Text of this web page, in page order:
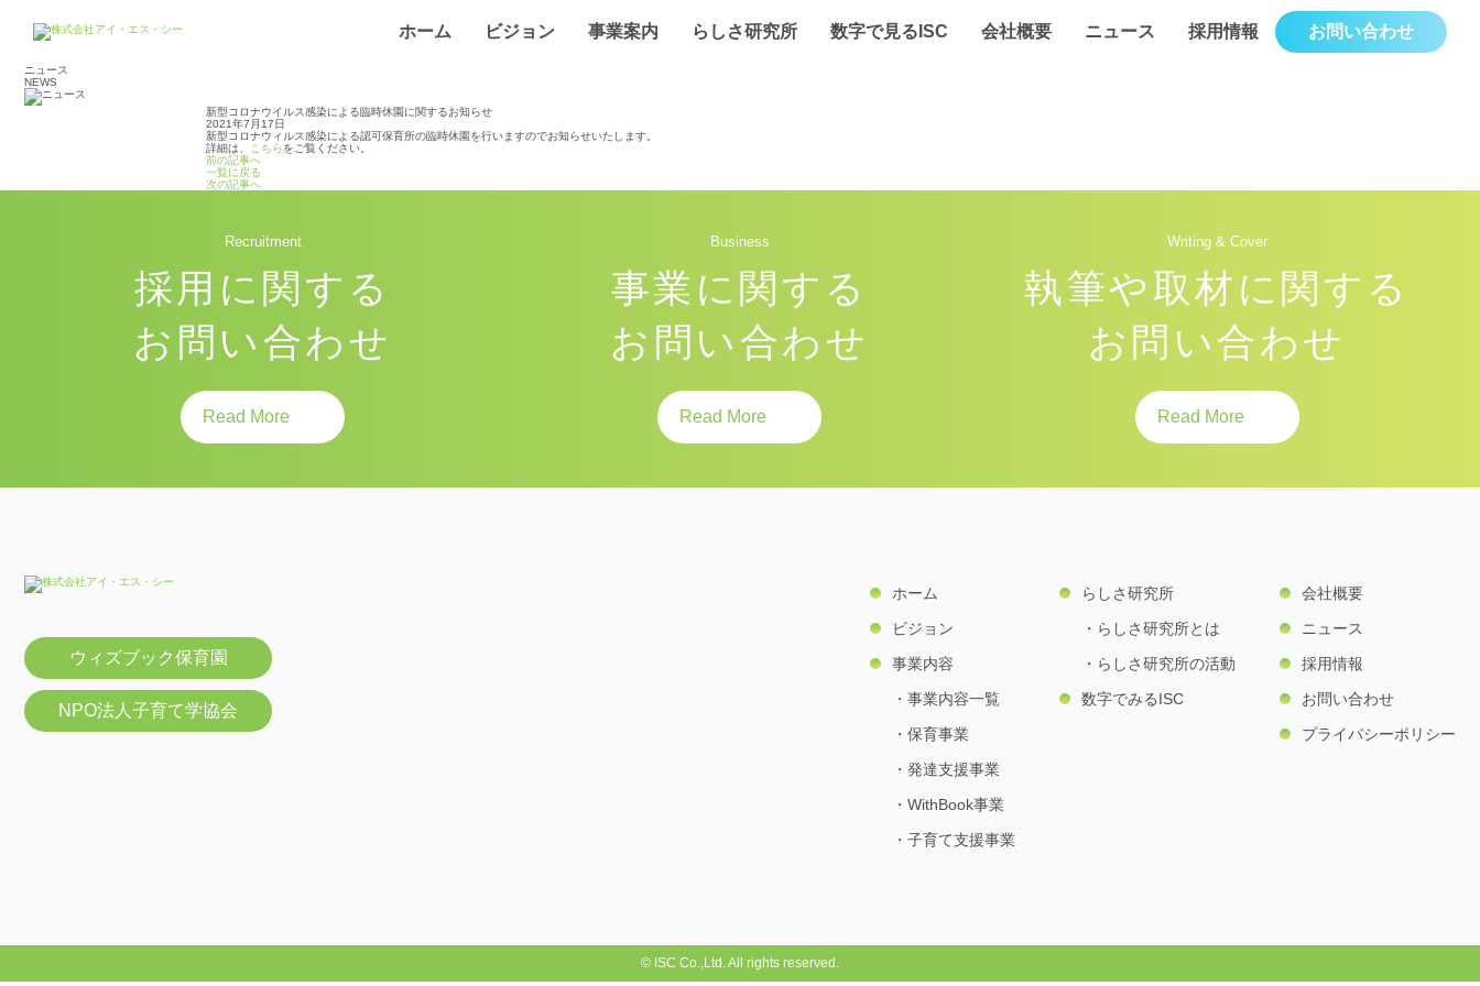
ホーム ビジョン 事業案内 らしさ研究所 数字で見るISC 会社概要 ニュース 採用情報 お問い合わせ
ニ ュース
NEWS
新型コロナウイルス感染による臨時休園に関するお知らせ
2021年7月17日
新型コロナウィルス感染による認可保育所の臨時休園を行いますのでお知らせいたします。
詳細は、
こちらをご覧ください。
前の記事へ
一覧に戻る
次の記事へ
Recruitment
採用に関する
お問い合わせ
Read More
Business
事業に関する
お問い合わせ
Read More
Writing & Cover
執筆や取材に関する
お問い合わせ
Read More
ウィズブック保育園
NPO法人子育て学協会
ホーム
ビジョン
事業内容
事業内容一覧
保育事業
発達支援事業
WithBook事業
子育て支援事業
らしさ研究所
らしさ研究所とは
らしさ研究所の活動
数字でみるISC
会社概要
ニュース
採用情報
お問い合わせ
プライバシーポリシー
© ISC Co.,Ltd. All rights reserved.